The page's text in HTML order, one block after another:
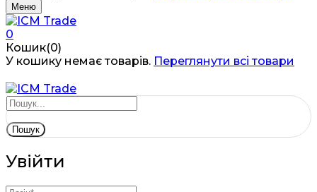
Меню
0
Кошик(0)
У кошику немає товарів. Переглянути всі товари
Пошук
Увійти